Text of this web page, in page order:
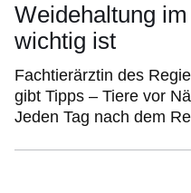
Weidehaltung
wichtig ist
Fachtierärztin des
gibt Tipps – Tiere vor
Jeden Tag nach dem